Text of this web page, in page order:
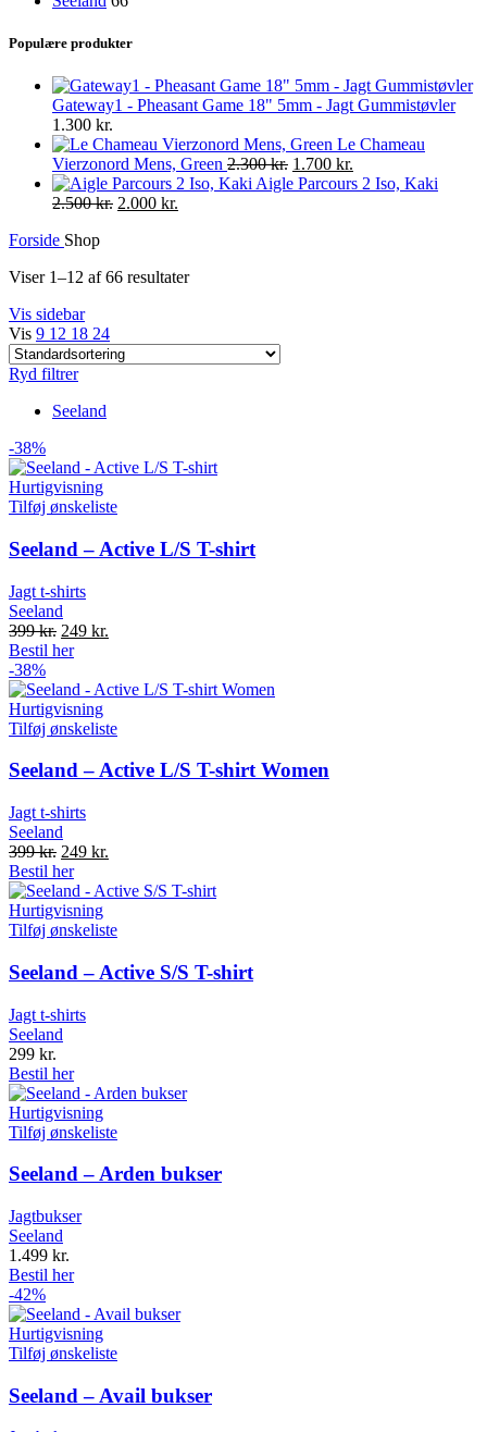
Populære produkter
Gateway1 - Pheasant Game 18" 5mm - Jagt Gummistøvler
1.300 kr.
Le Chameau
Vierzonord Mens, Green 2.300kr. Original
price
1.700 kr.
price
Aigle Parcours 2 Iso, Kaki
2.500kr. Original
2.000 kr.
Forside Shop
Viser 1–12 af 66 resultater
Vis sidebar
Vis 9 12 18 24
Ryd filtrer
Seeland
-38%
Hurtigvisning
Tilføj ønskeliste
Seeland – Active L/S T-shirt
Jagt t-shirts
Seeland
399kr. Original
price
399 kr..
249 kr.
249 kr..
Bestil her
-38%
Hurtigvisning
Tilføj ønskeliste
Seeland – Active L/S T-shirt Women
Jagt t-shirts
Seeland
399kr. Original
price
was:
399 kr..
249 kr.
is:
Bestil her
Hurtigvisning
Tilføj ønskeliste
Seeland – Active S/S T-shirt
Jagt t-shirts
Seeland
299 kr.
Bestil her
Hurtigvisning
Tilføj ønskeliste
Seeland – Arden bukser
Jagtbukser
Seeland
1.499 kr.
Bestil her
-42%
Hurtigvisning
Tilføj ønskeliste
Seeland – Avail bukser